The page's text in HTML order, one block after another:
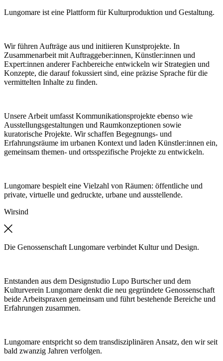
Lungomare ist eine Plattform für Kulturproduktion und Gestaltung.
Wir führen Aufträge aus und initiieren Kunstprojekte. In
Zusammenarbeit mit Auftraggeber:innen, Künstler:innen und
Expert:innen anderer Fachbereiche entwickeln wir Strategien und
Konzepte, die darauf fokussiert sind, eine präzise Sprache für die
vermittelten Inhalte zu finden.
Unsere Arbeit umfasst Kommunikationsprojekte ebenso wie
Ausstellungsgestaltungen und Raumkonzeptionen sowie
kuratorische Projekte. Wir schaffen Begegnungs- und
Erfahrungsräume im urbanen Kontext und laden Künstler:innen ein,
gemeinsam themen- und ortsspezifische Projekte zu entwickeln.
Lungomare bespielt eine Vielzahl von Räumen: öffentliche und
private, virtuelle und gedruckte, urbane und ausstellende.
Wirsind
Die Genossenschaft Lungomare verbindet Kultur und Design.
Entstanden aus dem Designstudio Lupo Burtscher und dem
Kulturverein Lungomare denkt die neu gegründete Genossenschaft
beide Arbeitspraxen gemeinsam und führt bestehende Bereiche und
Erfahrungen zusammen.
Lungomare entspricht so dem transdisziplinären Ansatz, den wir seit
bald zwanzig Jahren verfolgen.